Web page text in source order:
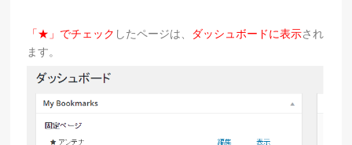
「★」でチェック したページは、 ダッシュボードに表示され
ます。